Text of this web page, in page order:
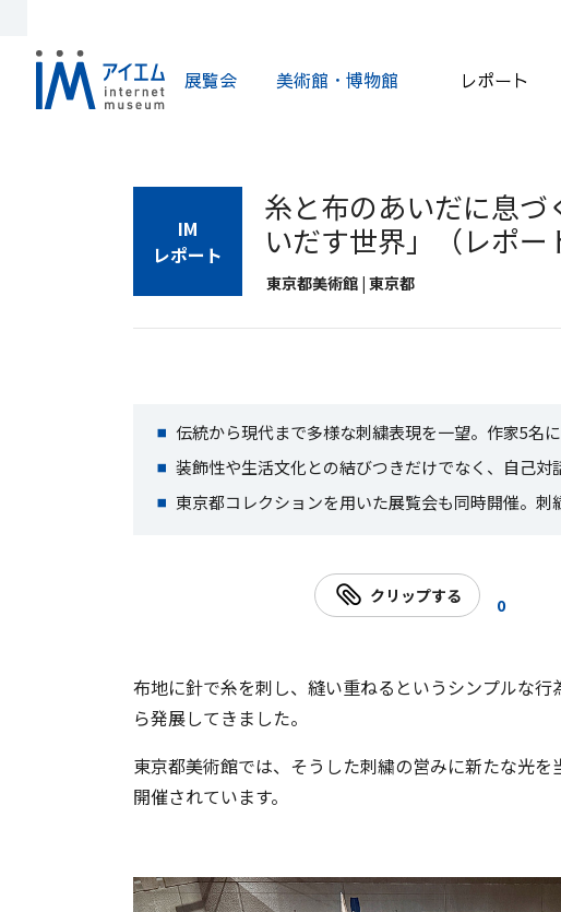
展覧会 美術館・博物館 レポート
IM
レポート
糸と布のあいだに息
いだす世界」（レポー
東京都美術館 | 東京都
伝統から現代まで多様な刺繍表現を一望。作家5名
装飾性や生活文化との結びつきだけでなく、自己対
東京都コレクションを用いた展覧会も同時開催。刺
クリップする 0
布地に針で糸を刺し、縫い重ねるというシンプルな
ら発展してきました。
東京都美術館では、そうした刺繍の営みに新たな光
開催されています。